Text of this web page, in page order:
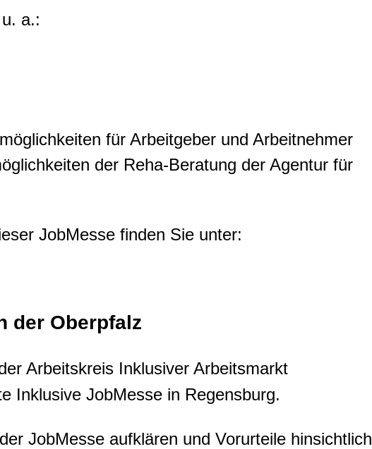
a.:
für Arbeitgeber und Arbeitnehmer
der Reha-Beratung der Agentur für
JobMesse finden Sie unter:
der Oberpfalz
Arbeitskreis Inklusiver Arbeitsmarkt
Inklusive JobMesse in Regensburg.
JobMesse aufklären und Vorurteile hinsichtlich